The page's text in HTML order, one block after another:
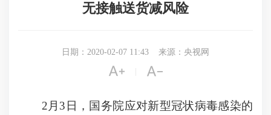
无接触送货减风险
日期：2020-02-07 11:43 来源：央视网
 
2月3日，国务院应对新型冠状病毒感染的